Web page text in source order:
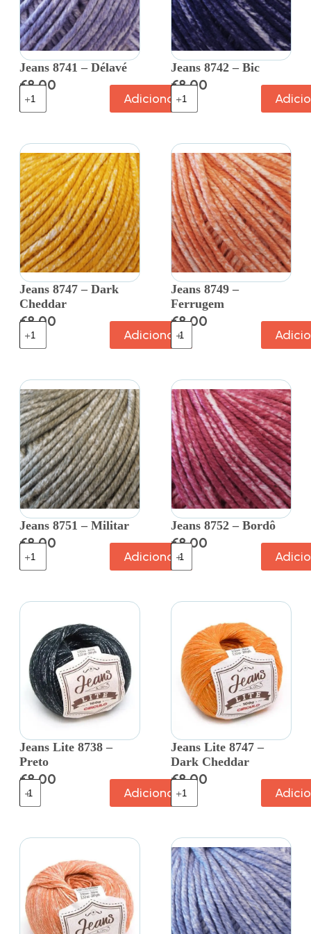
Jeans 8741 – Délavé
€8.00
Adicionar
Jeans 8742 – Bic
€8.00
Jeans 8747 – Dark
Cheddar
€8.00
Adicionar
Jeans 8749 –
Ferrugem
€8.00
Jeans 8751 – Militar
€8.00
Adicionar
Jeans 8752 – Bordô
€8.00
Jeans Lite 8738 –
Preto
€8.00
Adicionar
Jeans Lite 8747 –
Dark Cheddar
€8.00